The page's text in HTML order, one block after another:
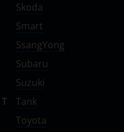
Skoda
Smart
SsangYong
Subaru
Suzuki
T
Tank
Toyota